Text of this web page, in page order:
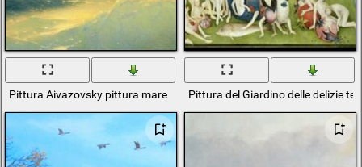
Pittura Aivazovsky pittura mare Pittura del Giardino delle delizie